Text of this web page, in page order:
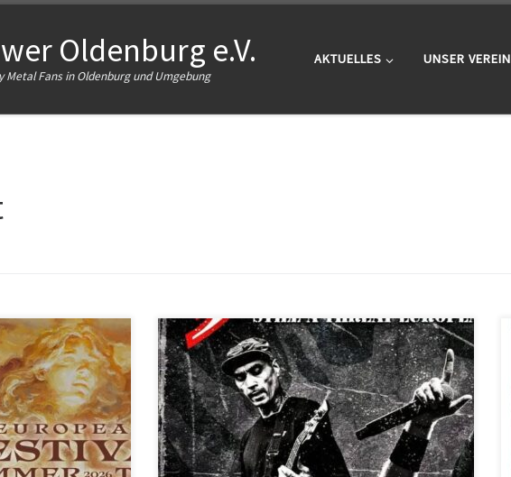
Oldenburg e.V.
Metal Fans in Oldenburg und Umgebung
AKTUELLES UNSER VEREIN
Festival Summer
Gepäck sind keine
US-Giganten
Hinweis: Das
HATEBREED haben den metallischen Hardcore in eine
neue Dimension katapultiert. Kaum jemand schafft es,
so viel Enthusiasmus und Energie auf die Bretter zu
legen wie die Band aus Bridgeport, Connecticut.
Unnachgiebige Zuverlässigkeit ist essenziell für
Langlebigkeit im Musikbusiness, oder jedem Business
eigentlich. Aufgeben ist streng verboten. Kein